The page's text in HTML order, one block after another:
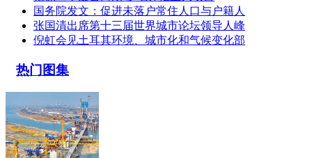
国务院发文：促进未落户常住人口与户籍人
张国清出席第十三届世界城市论坛领导人峰
倪虹会见土耳其环境、城市化和气候变化部
热门图集